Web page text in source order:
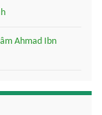
Ahmad Ibn